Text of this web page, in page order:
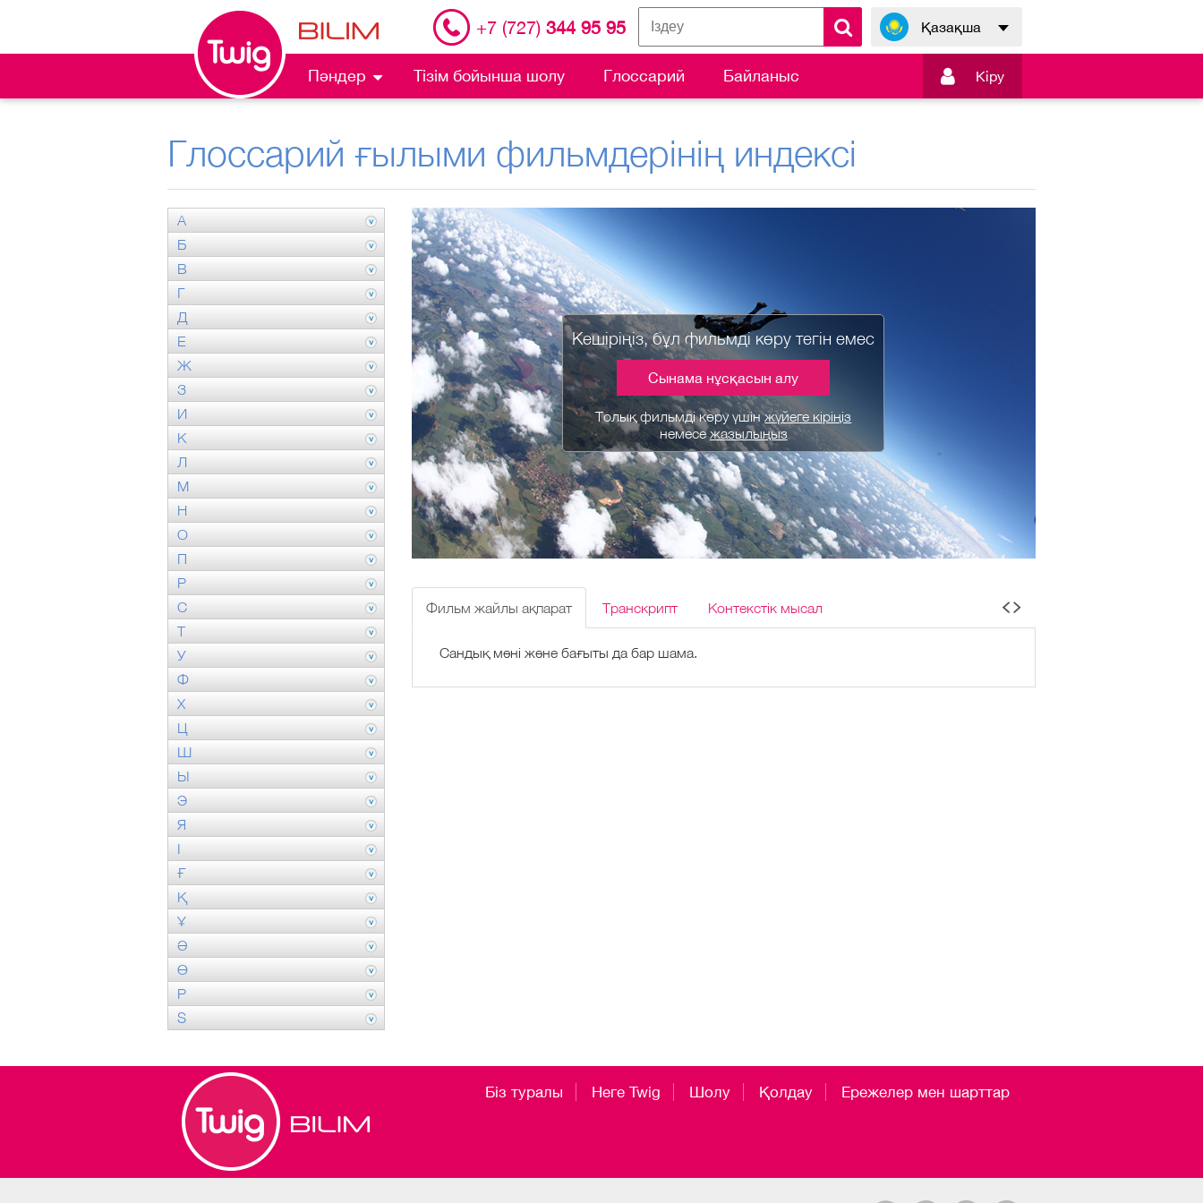
+7 (727) 344 95 95 Қазақша
Пәндер Тізім бойынша шолу Глоссарий Байланыс  Кiру
Глоссарий ғылыми фильмдерінің индексі
А
Б
В
Г
Д
Е
Ж
З
И
К
Л
М
Н
О
П
Р
С
Т
У
Ф
Х
Ц
Ш
Ы
Э
Я
І
Ғ
Қ
Ұ
Ә
Ө
P
S
Кешіріңіз, бұл фильмді көру тегін емес
Сынама нұсқасын алу
Толық фильмді көру үшінжүйеге кіріңіз
немесежазылыңыз
Фильм жайлы ақпарат Транскрипт Контекстік мысал
Сандық мәні және бағыты да бар шама.
Біз туралы Неге Twig Шолу Қолдау Ережелер мен шарттар